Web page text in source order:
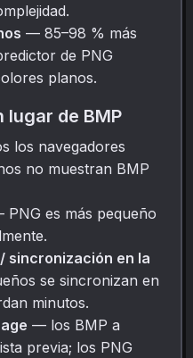
— 85–98 % más
de PNG
planos.
lugar de BMP
los navegadores
no muestran BMP
PNG es más pequeño
sincronización en la
se sincronizan en
minutos.
— los BMP a
previa; los PNG